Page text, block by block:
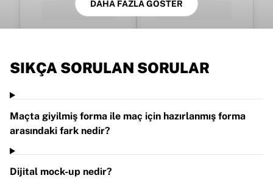
DAHA FAZLA GÖSTER
SIKÇA SORULAN SORULAR
Maçta giyilmiş forma ile maç için hazırlanmış forma
arasındaki fark nedir?
Dijital mock-up nedir?